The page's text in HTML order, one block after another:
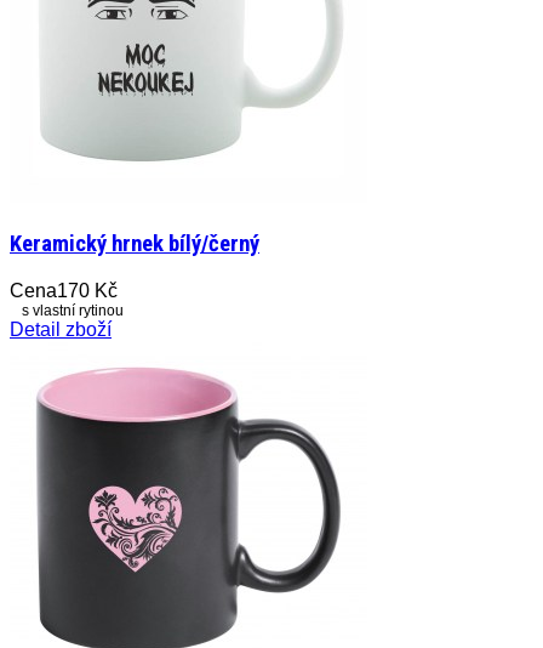
Keramický hrnek bílý/černý
Cena170 Kč
s vlastní rytinou
Detail zboží